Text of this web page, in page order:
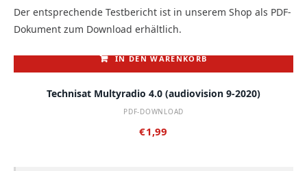
Der entsprechende Testbericht ist in unserem Shop als PDF-
Dokument zum Download erhältlich.
IN DEN WARENKORB
Technisat Multyradio 4.0 (audiovision 9-2020)
PDF-DOWNLOAD
€1,99